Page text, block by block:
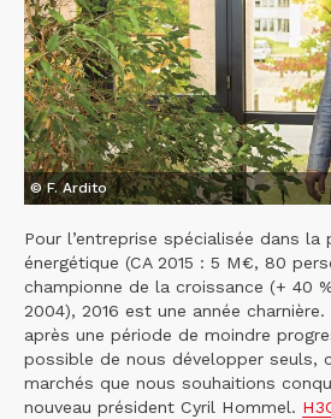
© F. Ardito
Pour l’entreprise spécialisée dans la
énergétique (CA 2015 : 5 M€, 80
championne de la croissance (+ 40
2004), 2016 est une année
après une période de moindre
possible de nous développer seuls,
marchés que nous souhaitions
nouveau président Cyril Hommel.